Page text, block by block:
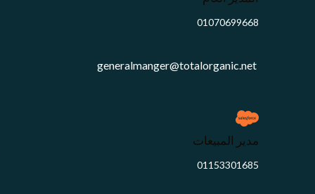
01070699668
generalmanger@totalorganic.net
مدير المبيعات
01153301685